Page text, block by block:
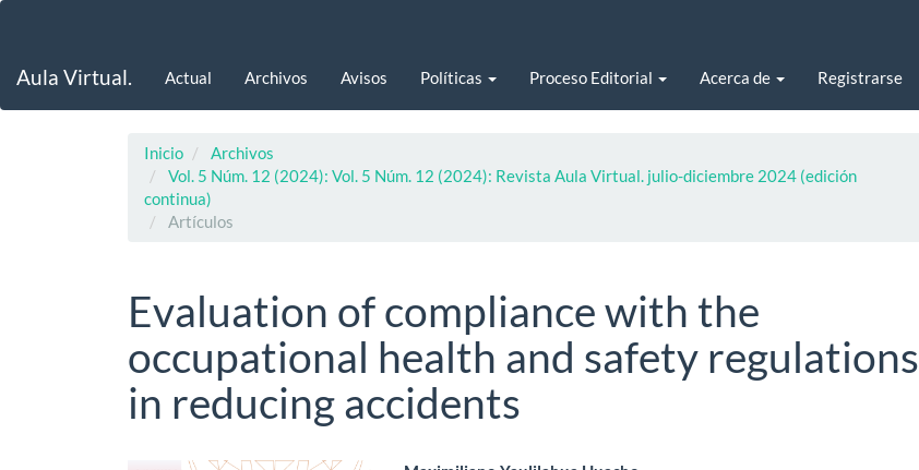
principal
Aula Virtual. Actual Archivos Avisos Políticas Proceso Editorial Acerca de Registrarse
Inicio
Archivos
Vol. 5 Núm. 12 (2024): Vol. 5 Núm. 12 (2024): Revista Aula Virtual. julio-diciembre 2024 (edición
continua)
Artículos
Evaluation of compliance with the
occupational health and safety regulations
in reducing accidents